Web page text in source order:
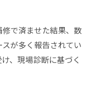
で済ませた結果、数
が多く報告されてい
、現場診断に基づく